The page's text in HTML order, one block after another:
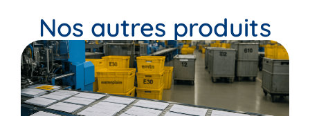
Nos autres produits